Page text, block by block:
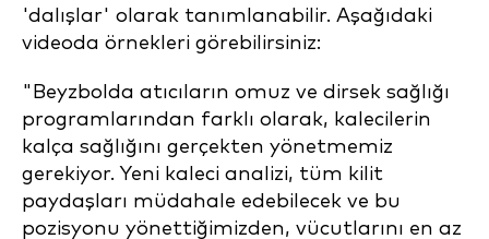
'dalışlar' olarak tanımlanabilir. Aşağıdaki
videoda örnekleri görebilirsiniz:
"Beyzbolda atıcıların omuz ve dirsek sağlığı
programlarından farklı olarak, kalecilerin
kalça sağlığını gerçekten yönetmemiz
gerekiyor. Yeni kaleci analizi, tüm kilit
paydaşları müdahale edebilecek ve bu
pozisyonu yönettiğimizden, vücutlarını en az